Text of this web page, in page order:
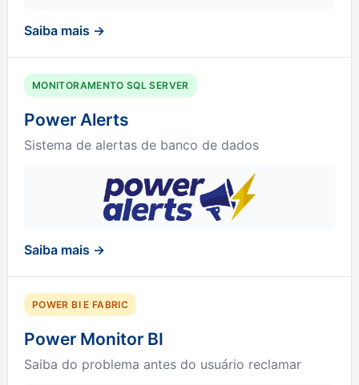
Saiba mais →
MONITORAMENTO SQL SERVER
Power Alerts
Sistema de alertas de banco de dados
Saiba mais →
POWER BI E FABRIC
Power Monitor BI
Saiba do problema antes do usuário reclamar